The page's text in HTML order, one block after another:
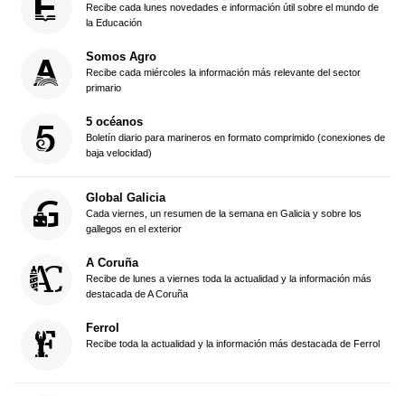
Recibe cada lunes novedades e información útil sobre el mundo de
la Educación
Somos Agro
Recibe cada miércoles la información más relevante del sector
primario
5 océanos
Boletín diario para marineros en formato comprimido (conexiones de
baja velocidad)
Global Galicia
Cada viernes, un resumen de la semana en Galicia y sobre los
gallegos en el exterior
A Coruña
Recibe de lunes a viernes toda la actualidad y la información más
destacada de A Coruña
Ferrol
Recibe toda la actualidad y la información más destacada de Ferrol